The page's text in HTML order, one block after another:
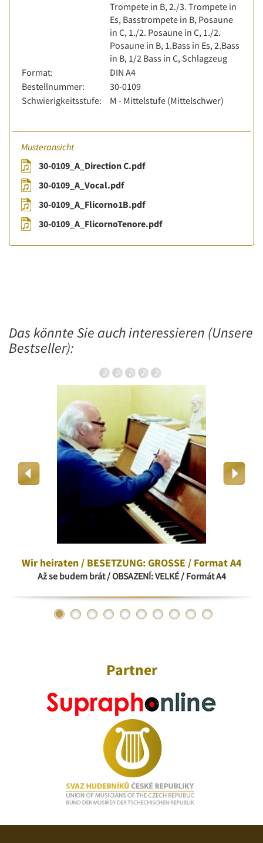
Trompete in B, 2./3. Trompete in
Es, Basstrompete in B, Posaune
in C, 1./2. Posaune in C, 1./2.
Posaune in B, 1.Bass in Es, 2.Bass
in B, 1/2 Bass in C, Schlagzeug
Format:
DIN A4
Bestellnummer:
30-0109
Schwierigkeitsstufe:
M - Mittelstufe (Mittelschwer)
Musteransicht
30-0109_A_Direction C.pdf
30-0109_A_Vocal.pdf
30-0109_A_Flicorno1B.pdf
30-0109_A_FlicornoTenore.pdf
Das könnte Sie auch interessieren (Unsere
Bestseller):
Wir heiraten / BESETZUNG: GROSSE / Format A4
Až se budem brát / OBSAZENÍ: VELKÉ / Formát A4
Partner